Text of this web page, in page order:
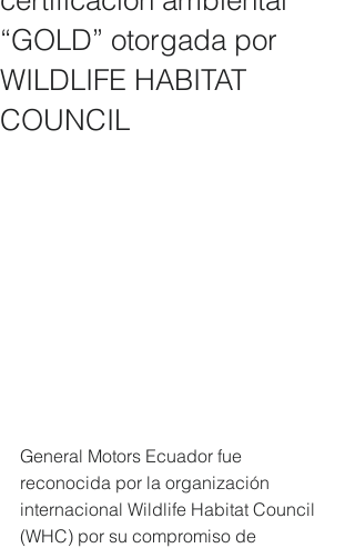
“GOLD” otorgada por
WILDLIFE HABITAT
COUNCIL
General Motors Ecuador fue
reconocida por la organización
internacional Wildlife Habitat Council
(WHC) por su compromiso de